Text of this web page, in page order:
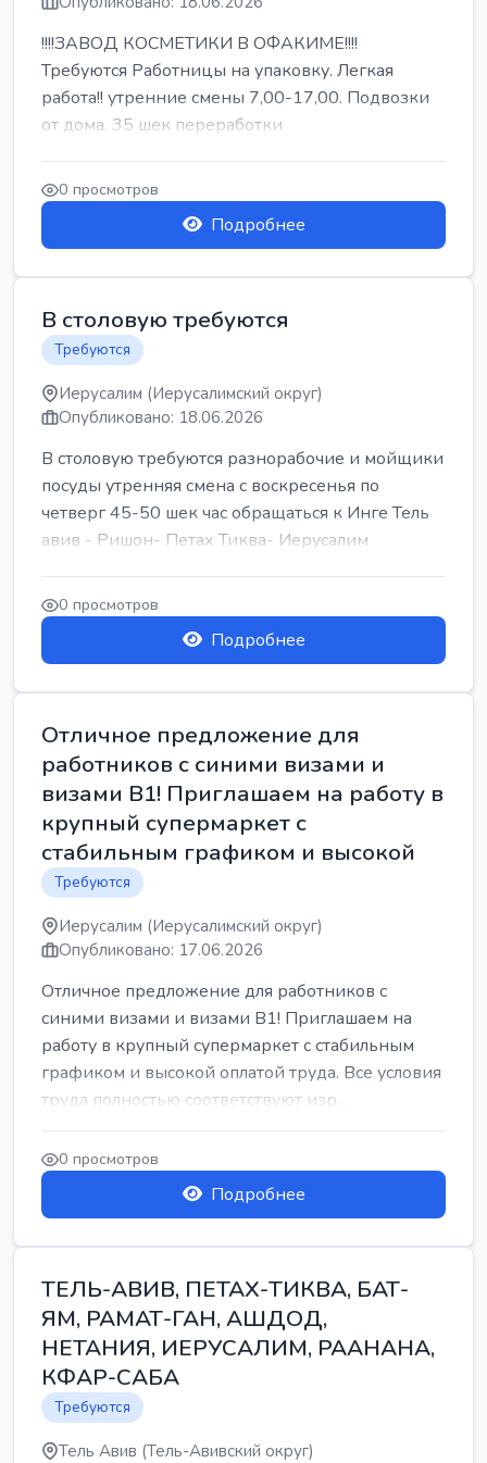
!!!!ЗАВОД КОСМЕТИКИ В ОФАКИМЕ!!!!
Требуются Работницы на упаковку. Легкая
работа!! утренние смены 7,00-17,00. Подвозки
от дома. 35 шек переработки
0 просмотров
Подробнее
В столовую требуются
Требуются
Иерусалим (Иерусалимский округ)
Опубликовано: 18.06.2026
В столовую требуются разнорабочие и мойщики
посуды утренняя смена с воскресенья по
четверг 45-50 шек час обращаться к Инге Тель
авив - Ришон- Петах Тиква- Иерусалим
0 просмотров
Подробнее
Отличное предложение для
работников с синими визами и
визами B1! Приглашаем на работу в
крупный супермаркет с
стабильным графиком и высокой
Требуются
Иерусалим (Иерусалимский округ)
Опубликовано: 17.06.2026
Отличное предложение для работников с
синими визами и визами B1! Приглашаем на
работу в крупный супермаркет с стабильным
графиком и высокой оплатой труда. Все условия
труда полностью соответствуют изр...
0 просмотров
Подробнее
ТЕЛЬ-АВИВ, ПЕТАХ-ТИКВА, БАТ-
ЯМ, РАМАТ-ГАН, АШДОД,
НЕТАНИЯ, ИЕРУСАЛИМ, РААНАНА,
КФАР-САБА
Требуются
Тель Авив (Тель-Авивский округ)